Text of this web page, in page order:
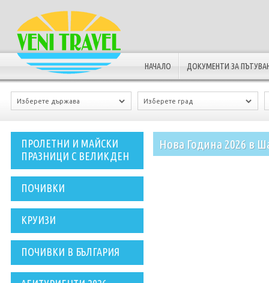
НАЧАЛО ДОКУМЕНТИ ЗА
ПРОЛЕТНИ И МАЙСКИ
ПРАЗНИЦИ С ВЕЛИКДЕН
ПОЧИВКИ
КРУИЗИ
ПОЧИВКИ В БЪЛГАРИЯ
Нова Година 2026 в